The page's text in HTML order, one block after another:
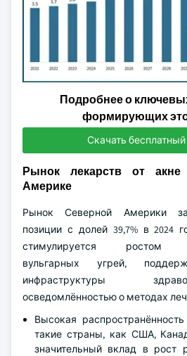
Подробнее о
формирующих
Скачать бесплатный
Рынок лекарств от
Америке
Рынок Северной Америки
позиции с долей 39,7% в 2024
стимулируется ростом
вульгарных угрей,
инфраструктуры
осведомлённостью о методах
Высокая
такие страны, как США,
значительный вклад в рост